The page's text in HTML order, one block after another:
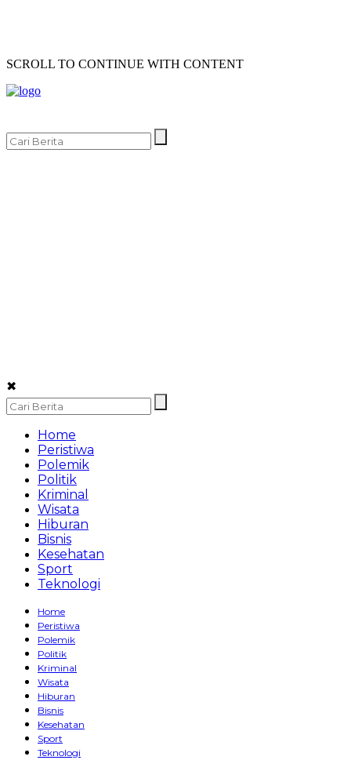
SCROLL TO CONTINUE WITH CONTENT
✖
Home
Peristiwa
Polemik
Politik
Kriminal
Wisata
Hiburan
Bisnis
Kesehatan
Sport
Teknologi
Home
Peristiwa
Polemik
Politik
Kriminal
Wisata
Hiburan
Bisnis
Kesehatan
Sport
Teknologi